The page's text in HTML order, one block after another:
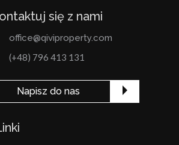
się z nami
office@qiviproperty.com
(+48) 796 413 131
Napisz do nas